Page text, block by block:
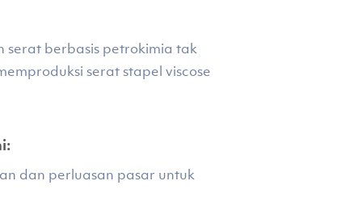
serat berbasis petrokimia tak
serat stapel viscose
dan perluasan pasar untuk